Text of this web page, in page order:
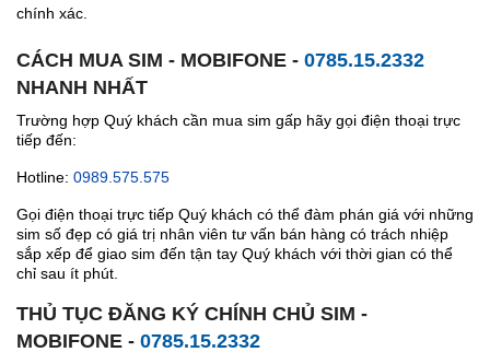
chính xác.
CÁCH MUA SIM - MOBIFONE - 0785.15.2332
NHANH NHẤT
Trường hợp Quý khách cần mua sim gấp hãy gọi điện thoại trực
tiếp đến:
Hotline: 0989.575.575
Gọi điện thoại trực tiếp Quý khách có thể đàm phán giá với những
sim số đẹp có giá trị nhân viên tư vấn bán hàng có trách nhiệp
sắp xếp để giao sim đến tận tay Quý khách với thời gian có thể
chỉ sau ít phút.
THỦ TỤC ĐĂNG KÝ CHÍNH CHỦ SIM -
MOBIFONE - 0785.15.2332